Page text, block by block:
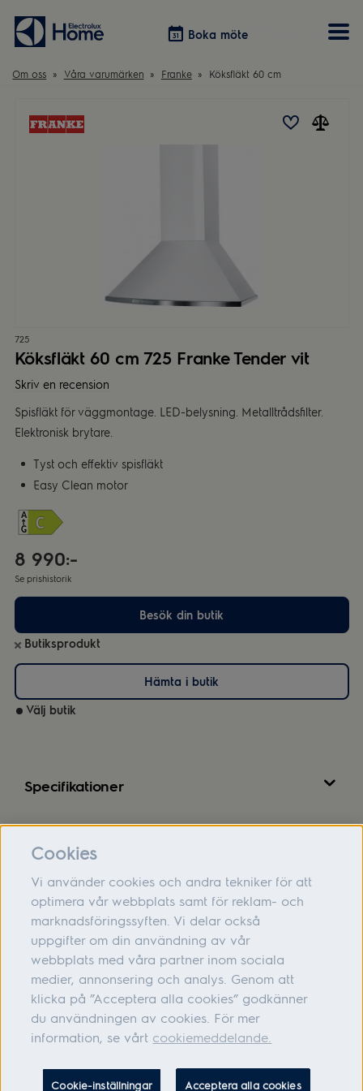
Boka möte
Våra kök
Inspiration
Förvaring
Välja garderobslösning
Vitvaror
Tvätt & Tork
Om oss Våra varumärken Franke Köksfläkt 60 cm
725
Köksfläkt 60 cm 725 Franke Tender vit
Skriv en recension
Spisfläkt för väggmontage. LED-belysning. Metalltrådsfilter.
Elektronisk brytare.
Tyst och effektiv spisfläkt
Easy Clean motor
8 990:-
Se prishistorik
Besök din butik
Butiksprodukt
Hämta i butik
Välj butik
Specifikationer
Om oss
Hjälp
Följ oss
Cookies
Vi använder cookies och andra tekniker för att
optimera vår webbplats samt för reklam- och
marknadsföringssyften. Vi delar också
uppgifter om din användning av vår
webbplats med våra partner inom sociala
medier, annonsering och analys. Genom att
klicka på ”Acceptera alla cookies” godkänner
du användningen av cookies. För mer
information, se vårt cookiemeddelande.
Cookie-inställningar Acceptera alla cookies